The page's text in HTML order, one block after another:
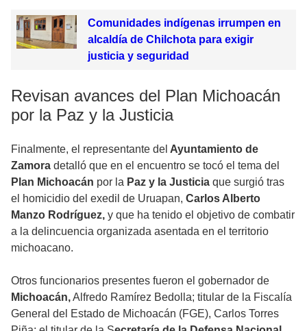
Comunidades indígenas irrumpen en
alcaldía de Chilchota para exigir
justicia y seguridad
Revisan avances del Plan Michoacán
por la Paz y la Justicia
Finalmente, el representante del Ayuntamiento de
Zamora detalló que en el encuentro se tocó el tema del
Plan Michoacán por la Paz y la Justicia que surgió tras
el homicidio del exedil de Uruapan, Carlos Alberto
Manzo Rodríguez, y que ha tenido el objetivo de combatir
a la delincuencia organizada asentada en el territorio
michoacano.
Otros funcionarios presentes fueron el gobernador de
Michoacán,Alfredo Ramírez Bedolla; titular de la Fiscalía
General del Estado de Michoacán (FGE), Carlos Torres